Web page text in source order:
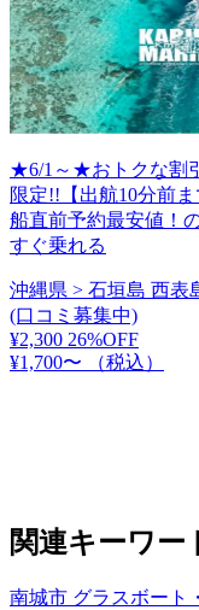
★6/1～★おトクな割
限定!!【出航10分前
船直前予約最安値！
すぐ乗れる
沖縄県 > 石垣島 西表
(口コミ募集中)
¥2,300 26%OFF
¥1,700〜
（税込）
関連キーワー
南城市 グラスボート